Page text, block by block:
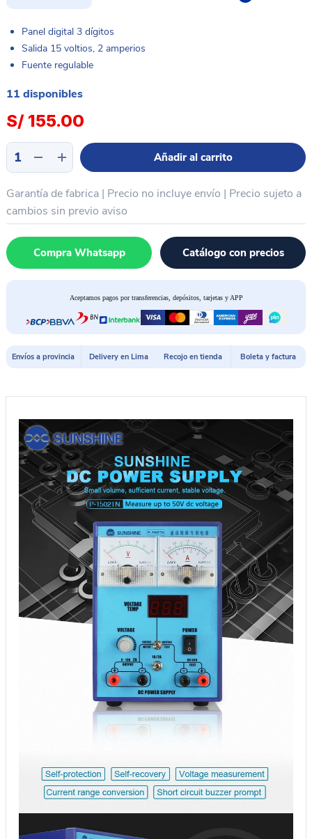
Panel digital 3 dígitos
Salida 15 voltios, 2 amperios
Fuente regulable
11 disponibles
S/ 155.00
Fuente
de
alimentacion
3
digitos
15v
2a
SUNSHINE
Añadir al carrito
Garantía de fabrica | Precio no incluye envío | Precio sujeto a
cambios sin previo aviso
Compra Whatsapp Catálogo con precios
Aceptamos pagos por transferencias, depósitos, tarjetas y APP
Envíos a provincia Delivery en Lima Recojo en tienda Boleta y factura